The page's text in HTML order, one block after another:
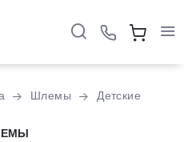
Шлемы Детские